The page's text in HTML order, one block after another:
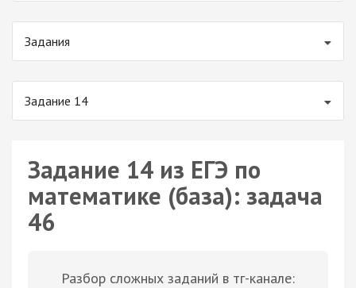
Задания
Задание 14
Задание 14 из ЕГЭ по
математике (база): задача
46
Разбор сложных заданий в тг-канале: